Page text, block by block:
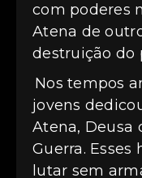
com poderes
Atena de
destruição do
Nos tempos
jovens
Atena, Deusa
Guerra. Esses
lutar sem